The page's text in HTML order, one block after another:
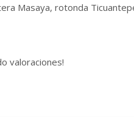
Masaya, rotonda
valoraciones!